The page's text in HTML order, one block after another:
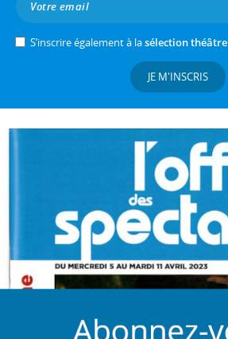
S’inscrire également à lasélection théâtre
JE M'INSCRIS